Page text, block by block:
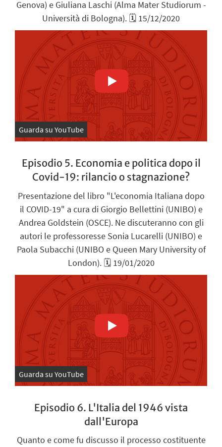
Genova) e Giuliana Laschi (Alma Mater Studiorum -
Università di Bologna). 🗓️ 15/12/2020
Guarda su YouTube
Episodio 5. Economia e politica dopo il
Covid-19: rilancio o stagnazione?
Presentazione del libro "L'economia Italiana dopo
il COVID-19" a cura di Giorgio Bellettini (UNIBO) e
Andrea Goldstein (OSCE). Ne discuteranno con gli
autori le professoresse Sonia Lucarelli (UNIBO) e
Paola Subacchi (UNIBO e Queen Mary University of
London). 🗓️ 19/01/2020
Guarda su YouTube
Episodio 6. L'Italia del 1946 vista
dall'Europa
Quanto e come fu discusso il processo costituente